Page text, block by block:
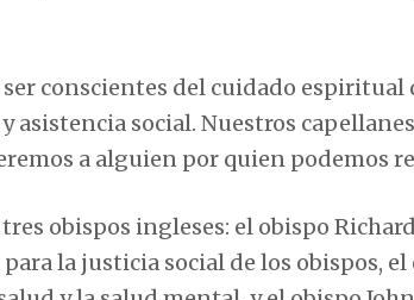
conscientes del cuidado espiritual
asistencia social. Nuestros
a alguien por quien podemos
obispos ingleses: el obispo
la justicia social de los obispos,